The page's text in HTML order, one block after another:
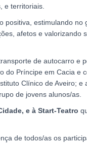
e territoriais.
positiva, estimulando
afetos e
de autocarro e
do Príncipe em Cacia e
Clínico de Aveiro;
de jovens alunos/as.
e à Start-Teatro
de todos/as os